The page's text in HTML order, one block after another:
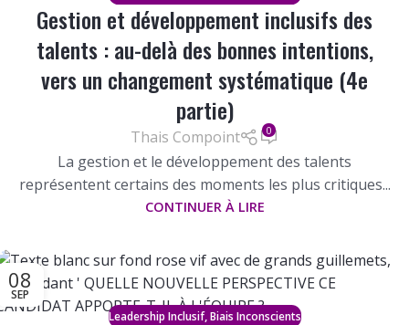
Gestion et développement inclusifs des
talents : au-delà des bonnes intentions,
vers un changement systématique (4e
partie)
Thais Compoint 0
La gestion et le développement des talents
représentent certains des moments les plus critiques...
CONTINUER À LIRE
08
SEP
Leadership Inclusif,Biais Inconscients